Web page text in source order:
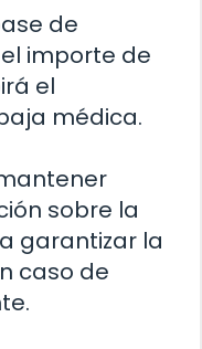
de
importe de
el
médica.
sobre la
garantizar la
caso de